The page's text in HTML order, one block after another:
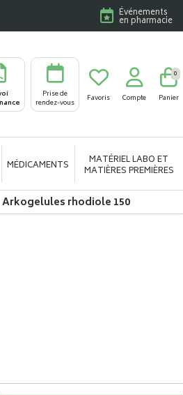
Événements
en pharmacie
Prise de
rendez-vous
Favoris Compte Panier
0
MÉDICAMENTS MATÉRIEL LABO ET
MATIÈRES PREMIÈRES
Arkogelules rhodiole 150